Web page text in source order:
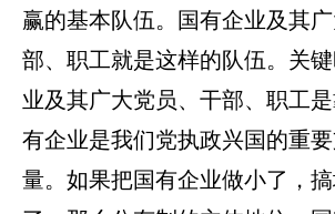
赢的基本队伍。国有企业及其
部、职工就是这样的队伍。关
业及其广大党员、干部、职工
有企业是我们党执政兴国的重
量。如果把国有企业做小了，